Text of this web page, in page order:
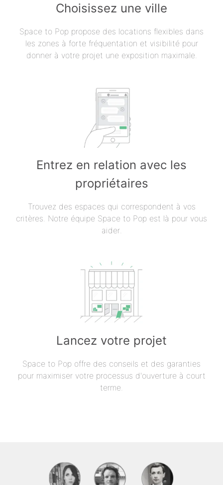
Choisissez une ville
Space to Pop propose des locations flexibles dans
les zones à forte fréquentation et visibilité pour
donner à votre projet une exposition maximale.
Entrez en relation avec les
propriétaires
Trouvez des espaces qui correspondent à vos
critères. Notre équipe Space to Pop est là pour vous
aider.
Lancez votre projet
Space to Pop offre des conseils et des garanties
pour maximiser votre processus d'ouverture à court
terme.